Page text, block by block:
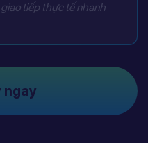
tiếp thực tế nhanh
ngay